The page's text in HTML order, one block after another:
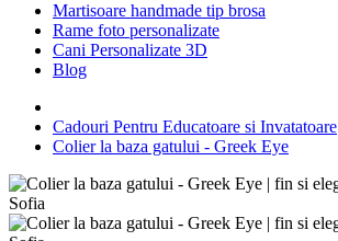
Martisoare handmade tip brosa
Rame foto personalizate
Cani Personalizate 3D
Blog
Cadouri Pentru Educatoare si Invatatoare
Colier la baza gatului - Greek Eye